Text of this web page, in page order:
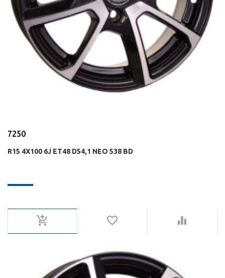
7250
R15 4X100 6J ET48 D54,1 NEO 538 BD